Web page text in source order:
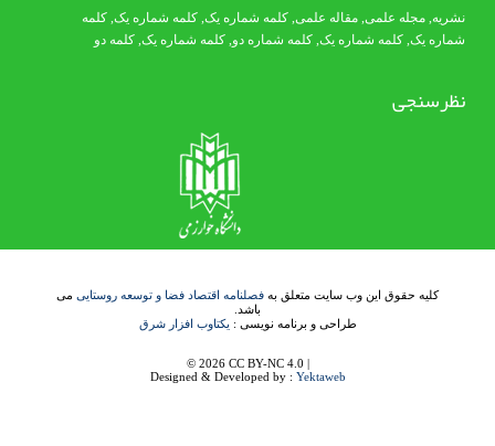
نشریه ,مجله علمی,مقاله علمی,کلمه شماره یک, کلمه شماره یک,کلمه
شماره یک,کلمه شماره یک, کلمه شماره دو, کلمه شماره یک,کلمه دو
نظرسنجی
کلیه حقوق این وب سایت متعلق به فصلنامه اقتصاد فضا و توسعه روستاییمی
باشد.
طراحی و برنامه نویسی : یکتاوب افزار شرق
© 2026 CC BY-NC 4.0 |
Designed & Developed by :Yektaweb